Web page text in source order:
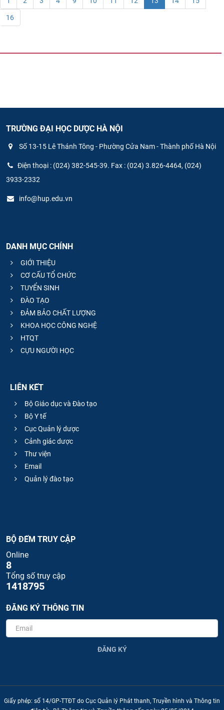
16
TRƯỜNG ĐẠI HỌC DƯỢC HÀ NỘI
Số 13-15 Lê Thánh Tông - Phường Cửa Nam - Thành phố Hà Nội
Điện thoại : (024) 382-545-39. Fax : (024) 3.826-4464, (024)
3933-2332
info@hup.edu.vn
DANH MỤC CHÍNH
GIỚI THIỆU
CƠ CẤU TỔ CHỨC
TUYỂN SINH
ĐÀO TẠO
ĐẢM BẢO CHẤT LƯỢNG
KHOA HỌC CÔNG NGHỆ
HTQT
CỰU NGƯỜI HỌC
LIÊN KẾT
Bộ Giáo dục và Đào tạo
Bộ Y tế
Cục Quản lý dược
Cảnh giác dược
Thư viện
Email
Quản lý đào tạo
BỘ ĐẾM TRUY CẬP
Online
8
Tổng số truy cập
1418795
ĐĂNG KÝ THÔNG TIN
ĐĂNG KÝ
Giấy phép: số 14/GP-TTĐT do Cục Quản lý Phát thanh, Truyền hình và Thông tin